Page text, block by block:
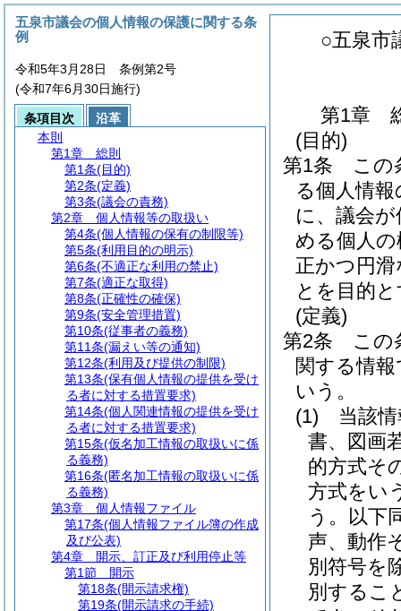
○五泉市
第1章
(目的)
第1条
この
る個人情
に、議会
める個人
正かつ円
とを目的
(定義)
第2条
この
関する情
いう。
(1)
当該
書、図画
的方式そ
方式をい
う。以下
声、動作
別符号を
別するこ
五泉市議会の個人情報の保護に関する条
例
令和5年3月28日 条例第2号
(令和7年6月30日施行)
条項目次
沿革
本則
第1章
総則
第1条(目的)
第2条(定義)
第3条(議会の責務)
第2章
個人情報等の取扱い
第4条(個人情報の保有の制限等)
第5条(利用目的の明示)
第6条(不適正な利用の禁止)
第7条(適正な取得)
第8条(正確性の確保)
第9条(安全管理措置)
第10条(従事者の義務)
第11条(漏えい等の通知)
第12条(利用及び提供の制限)
第13条(保有個人情報の提供を受け
る者に対する措置要求)
第14条(個人関連情報の提供を受け
る者に対する措置要求)
第15条(仮名加工情報の取扱いに係
る義務)
第16条(匿名加工情報の取扱いに係
る義務)
第3章
個人情報ファイル
第17条(個人情報ファイル簿の作成
及び公表)
第4章
開示、訂正及び利用停止等
第1節
開示
第18条(開示請求権)
第19条(開示請求の手続)